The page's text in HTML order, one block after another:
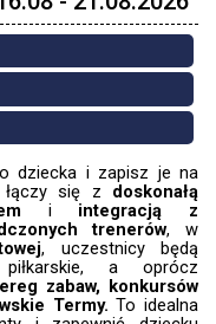
dziecka i zapisz je na
się z doskonałą
i integracją z
trenerów, w
, uczestnicy będą
a oprócz
zabaw, konkursów
Termy. To idealna